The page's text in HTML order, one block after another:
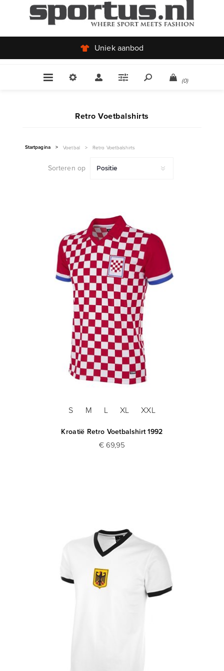
Uniek aanbod
(0)
Startpagina > Voetbal > Retro Voetbalshirts
Retro Voetbalshirts
Sorteren op
S M L XL XXL
Kroatië Retro Voetbalshirt 1992
€ 69,95